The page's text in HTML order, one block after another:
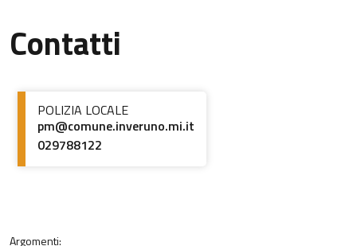
Contatti
POLIZIA LOCALE
pm@comune.inveruno.mi.it
029788122
Argomenti: